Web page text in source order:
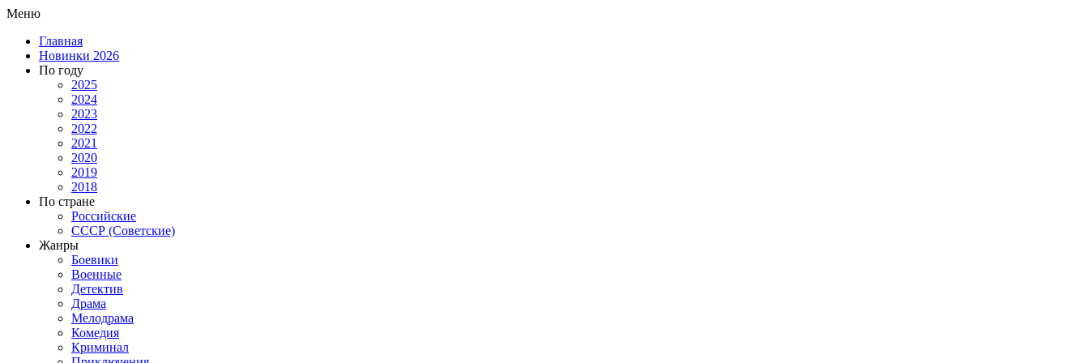
Меню
Главная
Новинки 2026
По году
2025
2024
2023
2022
2021
2020
2019
2018
По стране
Российские
СССР (Советские)
Жанры
Боевики
Военные
Детектив
Драма
Мелодрама
Комедия
Криминал